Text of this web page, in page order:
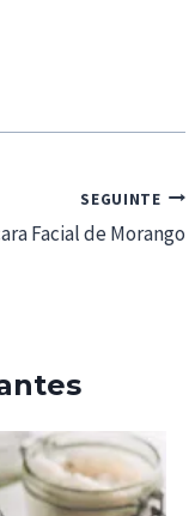
SEGUINTE
Facial de Morango